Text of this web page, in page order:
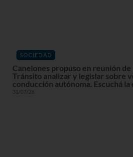
SOCIEDAD
Canelones propuso en reunión
Tránsito analizar y legislar sobre
conducción autónoma. Escuchá
31/07/26